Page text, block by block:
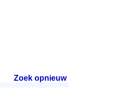
Zoek opnieuw.